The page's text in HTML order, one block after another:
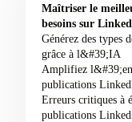
Maîtriser le
besoins sur
Générez des types
grâce à l&#39;IA
Amplifiez
publications
Erreurs critiques à
publications